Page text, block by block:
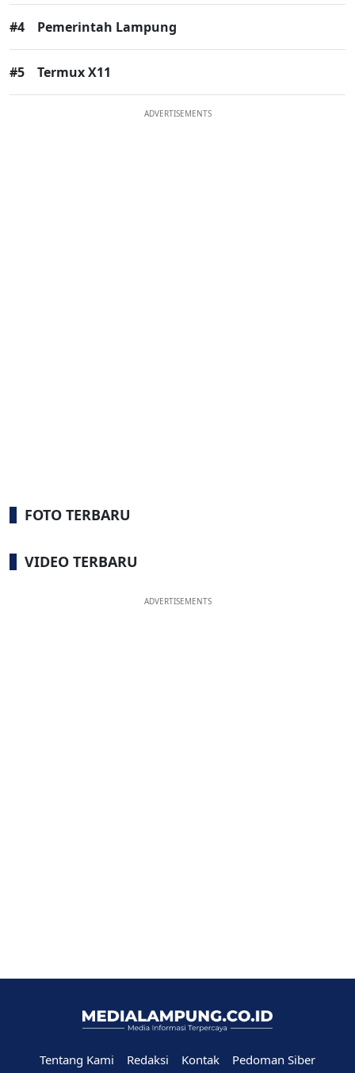
#4 Pemerintah Lampung
#5 Termux X11
ADVERTISEMENTS
FOTO TERBARU
VIDEO TERBARU
ADVERTISEMENTS
Tentang Kami Redaksi Kontak Pedoman Siber